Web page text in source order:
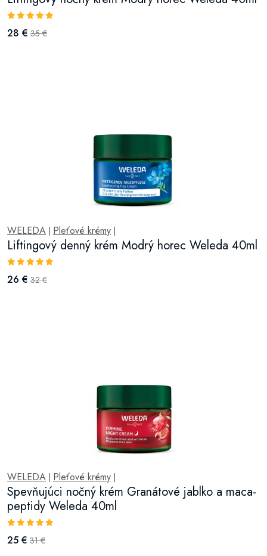
28 € 35 €
WELEDA | Pleťové krémy |
Liftingový denný krém Modrý horec Weleda 40ml
26 € 32 €
WELEDA | Pleťové krémy |
Spevňujúci nočný krém Granátové jablko a maca-
peptidy Weleda 40ml
25 € 31 €